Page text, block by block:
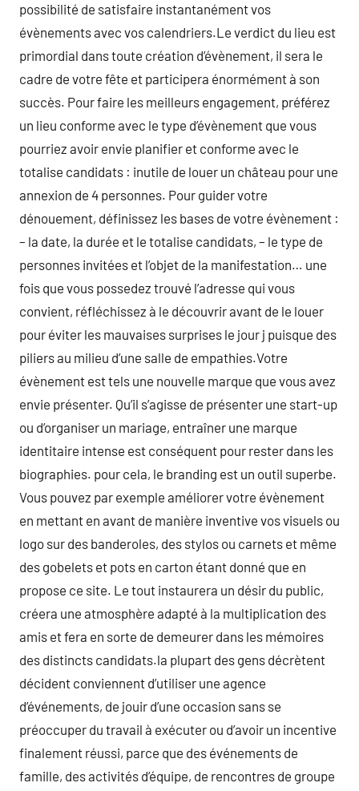
possibilité de satisfaire instantanément vos
évènements avec vos calendriers.Le verdict du lieu est
primordial dans toute création d’évènement, il sera le
cadre de votre fête et participera énormément à son
succès. Pour faire les meilleurs engagement, préférez
un lieu conforme avec le type d’évènement que vous
pourriez avoir envie planifier et conforme avec le
totalise candidats : inutile de louer un château pour une
annexion de 4 personnes. Pour guider votre
dénouement, définissez les bases de votre évènement :
– la date, la durée et le totalise candidats, – le type de
personnes invitées et l’objet de la manifestation… une
fois que vous possedez trouvé l’adresse qui vous
convient, réfléchissez à le découvrir avant de le louer
pour éviter les mauvaises surprises le jour j puisque des
piliers au milieu d’une salle de empathies.Votre
évènement est tels une nouvelle marque que vous avez
envie présenter. Qu’il s’agisse de présenter une start-up
ou d’organiser un mariage, entraîner une marque
identitaire intense est conséquent pour rester dans les
biographies. pour cela, le branding est un outil superbe.
Vous pouvez par exemple améliorer votre évènement
en mettant en avant de manière inventive vos visuels ou
logo sur des banderoles, des stylos ou carnets et même
des gobelets et pots en carton étant donné que en
propose ce site. Le tout instaurera un désir du public,
créera une atmosphère adapté à la multiplication des
amis et fera en sorte de demeurer dans les mémoires
des distincts candidats.la plupart des gens décrètent
décident conviennent d’utiliser une agence
d’événements, de jouir d’une occasion sans se
préoccuper du travail à exécuter ou d’avoir un incentive
finalement réussi, parce que des événements de
famille, des activités d’équipe, de rencontres de groupe